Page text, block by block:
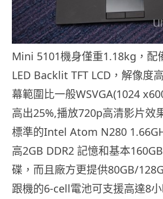
Mini 5101機身僅重1.18kg，配
LED Backlit TFT LCD，解像度
幕範圍比一般WSVGA(1024
高出25%,播放720p高清影片效
標準的Intel Atom N280
高2GB DDR2 記憶和基本
碟，而且廠方更提供80GB/
跟機的6-cell電池可支援高達8